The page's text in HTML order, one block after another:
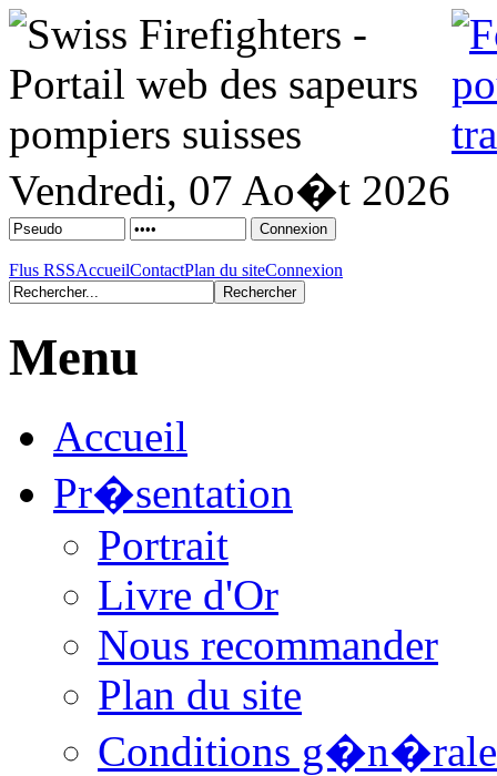
Vendredi, 07 Ao�t 2026
Flus RSSAccueilContactPlan du siteConnexion
Menu
Accueil
Pr�sentation
Portrait
Livre d'Or
Nous recommander
Plan du site
Conditions